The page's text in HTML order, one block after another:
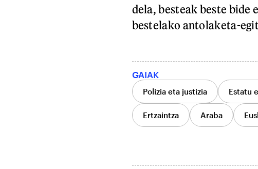
dela, besteak beste
bestelako antolaketa-
GAIAK
Polizia eta justizia Estatu
Ertzaintza Araba